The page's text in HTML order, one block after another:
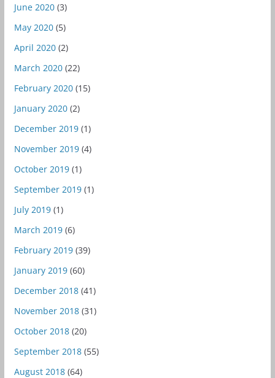
June 2020(3)
May 2020(5)
April 2020(2)
March 2020(22)
February 2020(15)
January 2020(2)
December 2019(1)
November 2019(4)
October 2019(1)
September 2019(1)
July 2019(1)
March 2019(6)
February 2019(39)
January 2019(60)
December 2018(41)
November 2018(31)
October 2018(20)
September 2018(55)
August 2018(64)